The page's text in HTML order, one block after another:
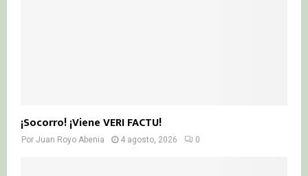
¡Socorro! ¡Viene VERI FACTU!
Por Juan Royo Abenia 4 agosto, 2026 0